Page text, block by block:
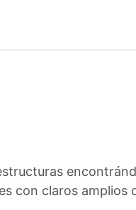
con claros amplios